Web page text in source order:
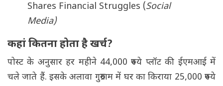
Shares Financial Struggles (Social
Media)
कहां कितना होता है खर्च?
पोस्ट के अनुसार हर महीने 44,000 रुपये प्लॉट की ईएमआई में
चले जाते हैं. इसके अलावा गुरुग्राम में घर का किराया 25,000 रुपये